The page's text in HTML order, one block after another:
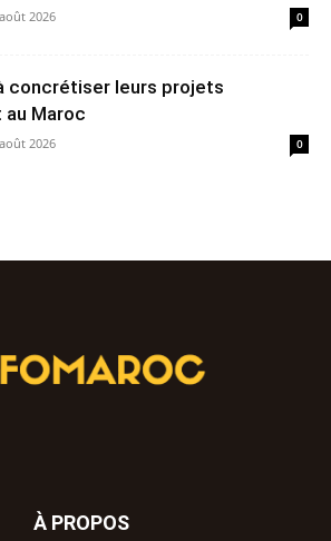
2026 0
concrétiser leurs projets
au Maroc
2026 0
À PROPOS